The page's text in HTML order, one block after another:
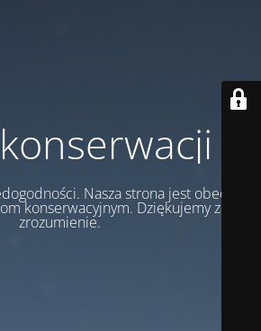
Nasza strona jest obecnie
konserwacyjnym. Dziękujemy za
zrozumienie.